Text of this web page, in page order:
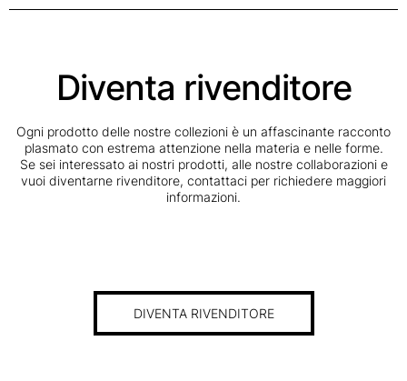
Diventa rivenditore
Ogni prodotto delle nostre collezioni è un affascinante racconto
plasmato con estrema attenzione nella materia e nelle forme.
Se sei interessato ai nostri prodotti, alle nostre collaborazioni e
vuoi diventarne rivenditore, contattaci per richiedere maggiori
informazioni.
DIVENTA RIVENDITORE